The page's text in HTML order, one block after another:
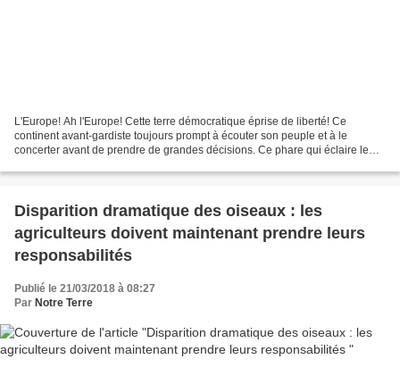
L'Europe! Ah l'Europe! Cette terre démocratique éprise de liberté! Ce
continent avant-gardiste toujours prompt à écouter son peuple et à le
concerter avant de prendre de grandes décisions. Ce phare qui éclaire le
Disparition dramatique des oiseaux : les
agriculteurs doivent maintenant prendre leurs
responsabilités
Publié le 21/03/2018 à 08:27
Par Notre Terre